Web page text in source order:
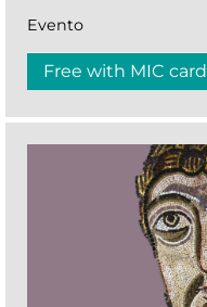
Evento
Free with MIC card